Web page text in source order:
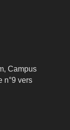
Campus
n°9 vers